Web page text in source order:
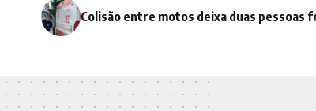
Colisão entre motos deixa duas pessoas